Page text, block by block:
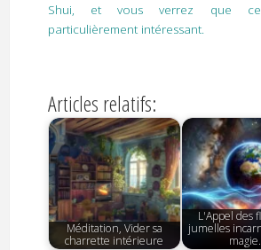
Shui, et vous verrez que
particulièrement intéressant.
Articles relatifs:
Méditation, Vider sa
charrette intérieure
L'Appel des
jumelles